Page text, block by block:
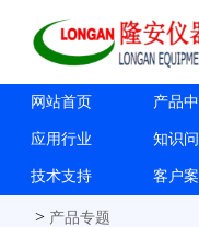
网站首页 产品
应用行业 知识
技术支持 客户
> 产品专题